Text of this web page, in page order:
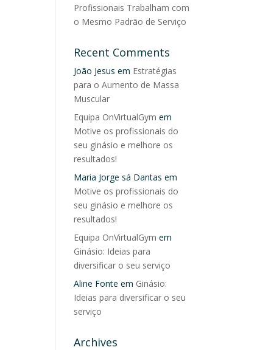
Profissionais Trabalham com
o Mesmo Padrão de Serviço
Recent Comments
João Jesus em Estratégias
para o Aumento de Massa
Muscular
Equipa OnVirtualGym em
Motive os profissionais do
seu ginásio e melhore os
resultados!
Maria Jorge sá Dantas em
Motive os profissionais do
seu ginásio e melhore os
resultados!
Equipa OnVirtualGym em
Ginásio: Ideias para
diversificar o seu serviço
Aline Fonte em Ginásio:
Ideias para diversificar o seu
serviço
Archives